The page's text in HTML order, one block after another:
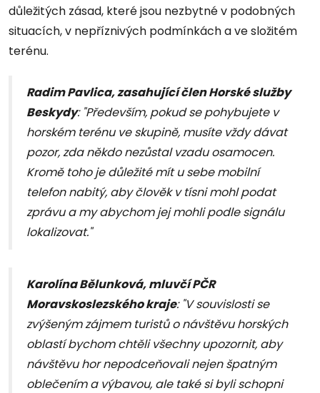
důležitých zásad, které jsou nezbytné v podobných
situacích, v nepříznivých podmínkách a ve složitém
terénu.
Radim Pavlica, zasahující člen Horské služby
Beskydy: "Především, pokud se pohybujete v
horském terénu ve skupině, musíte vždy dávat
pozor, zda někdo nezůstal vzadu osamocen.
Kromě toho je důležité mít u sebe mobilní
telefon nabitý, aby člověk v tísni mohl podat
zprávu a my abychom jej mohli podle signálu
lokalizovat."
Karolína Bělunková, mluvčí PČR
Moravskoslezského kraje: "V souvislosti se
zvýšeným zájmem turistů o návštěvu horských
oblastí bychom chtěli všechny upozornit, aby
návštěvu hor nepodceňovali nejen špatným
oblečením a výbavou, ale také si byli schopni